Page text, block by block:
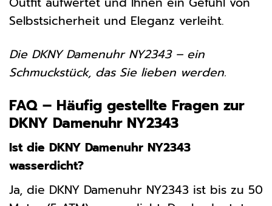
Selbstsicherheit und Eleganz verleiht.
Die DKNY Damenuhr NY2343 – ein
Schmuckstück, das Sie lieben werden.
FAQ – Häufig gestellte Fragen zur
DKNY Damenuhr NY2343
Ist die DKNY Damenuhr NY2343
wasserdicht?
Ja, die DKNY Damenuhr NY2343 ist bis zu 50